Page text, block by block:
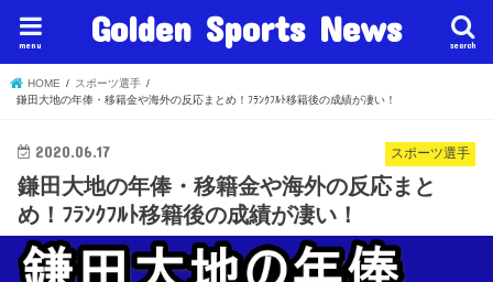
Golden Sports News search
menu
HOME
スポーツ選手
鎌田大地の年俸・移籍金や海外の反応まとめ！ﾌﾗﾝｸﾌﾙﾄ移籍後の成績が凄い！
スポーツ選手
2020.06.17
鎌田大地の年俸・移籍金や海外の反応まと
め！ﾌﾗﾝｸﾌﾙﾄ移籍後の成績が凄い！